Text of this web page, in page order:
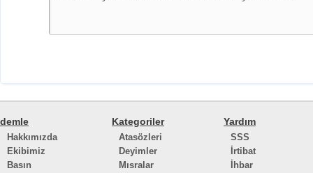
demle
Hakkımızda
Ekibimiz
Basın
Kategoriler
Atasözleri
Deyimler
Mısralar
Yardım
SSS
İrtibat
İhbar